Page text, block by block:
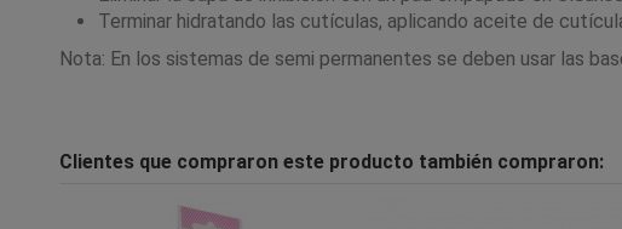
Terminar hidratando las cutículas, aplicando aceite de
Nota: En los sistemas de semi permanentes se deben usar las
Clientes que compraron este producto también compraron:
-20%